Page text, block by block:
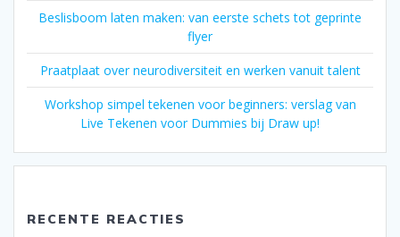
Beslisboom laten maken: van eerste schets tot geprinte
flyer
Praatplaat over neurodiversiteit en werken vanuit talent
Workshop simpel tekenen voor beginners: verslag van
Live Tekenen voor Dummies bij Draw up!
RECENTE REACTIES